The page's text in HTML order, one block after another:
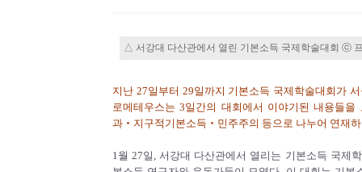
△ 서강대 다산관에서 열린 기본소득 국제학술대회 ⓒ
지난 27일부터 29일까지 기본소득 국제학술대회가
로메테우스는 3일간의 대회에서 이야기된 내용들
과‧지구적기본소득‧민주주의 등으로 나누어 연재하
1월 27일, 서강대 다산관에서 열리는 기본소득 국제